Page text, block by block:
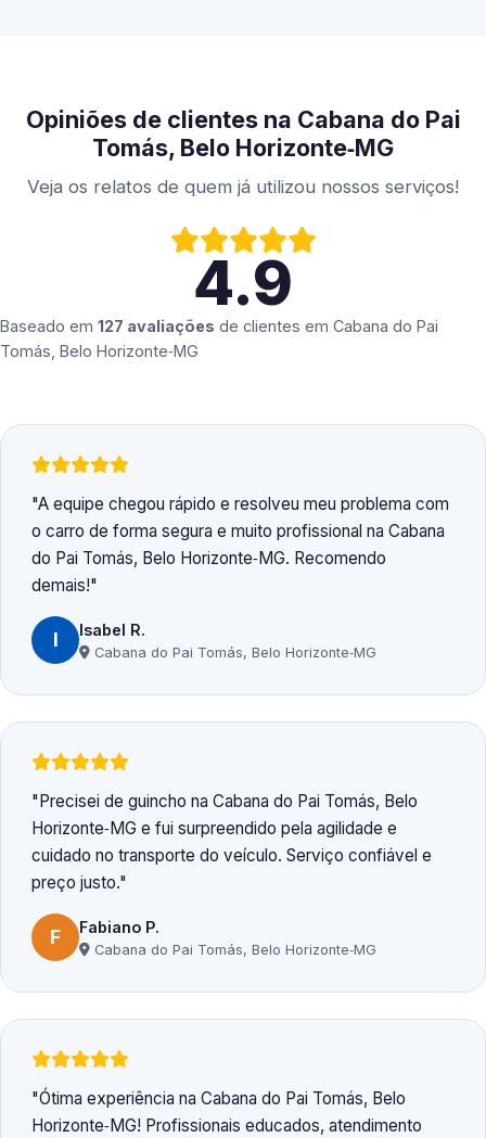
Opiniões de clientes na Cabana do Pai
Tomás, Belo Horizonte‑MG
Veja os relatos de quem já utilizou nossos serviços!
4.9
Baseado em 127 avaliações de clientes em Cabana do Pai
Tomás, Belo Horizonte‑MG
A equipe chegou rápido e resolveu meu problema com
o carro de forma segura e muito profissional na Cabana
do Pai Tomás, Belo Horizonte‑MG. Recomendo
demais!
I Isabel R.
Cabana do Pai Tomás, Belo Horizonte‑MG
Precisei de guincho na Cabana do Pai Tomás, Belo
Horizonte‑MG e fui surpreendido pela agilidade e
cuidado no transporte do veículo. Serviço confiável e
preço justo.
F Fabiano P.
Cabana do Pai Tomás, Belo Horizonte‑MG
Ótima experiência na Cabana do Pai Tomás, Belo
Horizonte‑MG! Profissionais educados, atendimento